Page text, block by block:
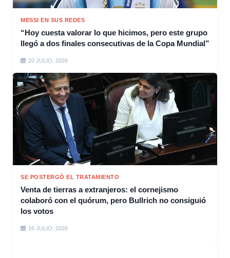
MESSI EN SUS REDES
“Hoy cuesta valorar lo que hicimos, pero este grupo
llegó a dos finales consecutivas de la Copa Mundial”
20 JULIO, 2026
SE POSTERGÓ EL TRATAMIENTO
Venta de tierras a extranjeros: el cornejismo
colaboró con el quórum, pero Bullrich no consiguió
los votos
16 JULIO, 2026